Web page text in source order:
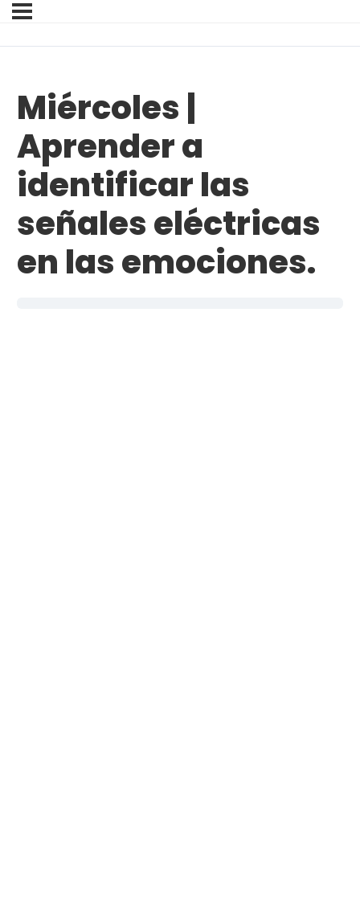
Miércoles |
Aprender a
identificar las
señales eléctricas
en las emociones.